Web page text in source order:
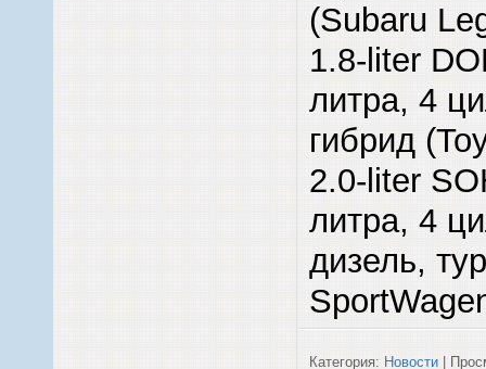
(Subaru
1.8-liter
литра, 4
гибрид
2.0-liter
литра, 4
дизель,
Категория: Новости |